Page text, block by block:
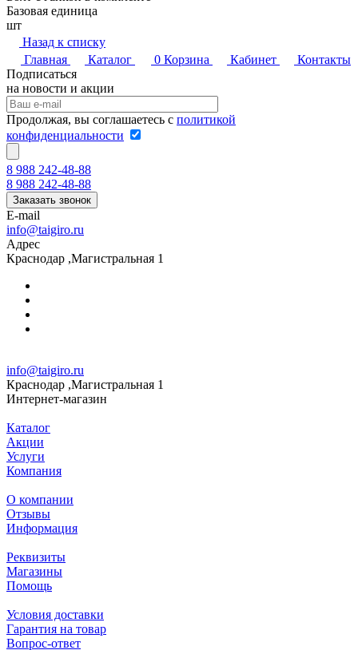
Базовая единица
шт
Назад к списку
Главная
Каталог 0 Корзина Кабинет
Контакты
Подписаться
на новости и акции
Продолжая, вы соглашаетесь с политикой
конфиденциальности
8 988 242-48-88
8 988 242-48-88
Заказать звонок
E-mail
info@taigiro.ru
Адрес
Краснодар ,Магистральная 1
info@taigiro.ru
Краснодар ,Магистральная 1
Интернет-магазин
Каталог
Акции
Услуги
Компания
О компании
Отзывы
Информация
Реквизиты
Магазины
Помощь
Условия доставки
Гарантия на товар
Вопрос-ответ